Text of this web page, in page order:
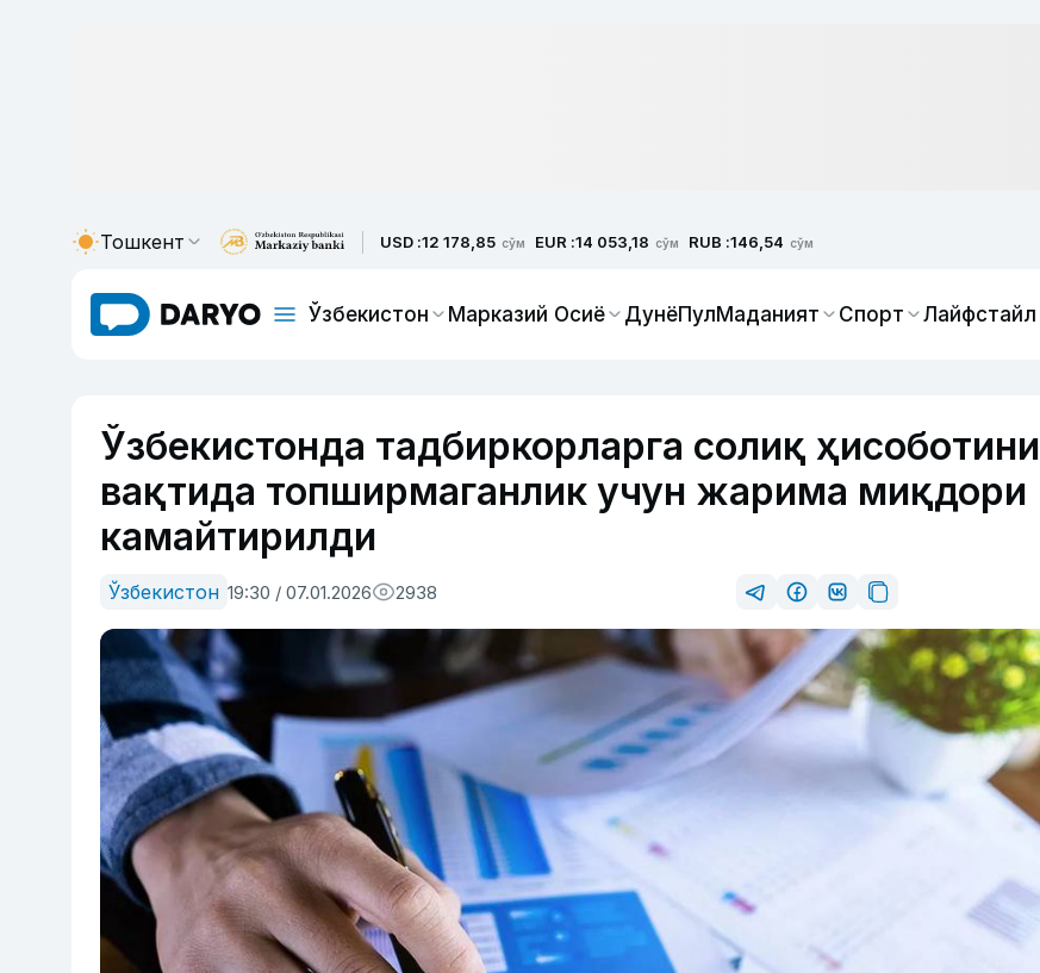
Тошкент USD :12 178,85 сўм EUR :14 053,18 сўм RUB :146,54 сўм
Ўзбекистон Марказий Осиё ДунёПулМаданият Спорт Лайфстайл
Ўзбекистонда тадбиркорларга солиқ ҳисоботини
вақтида топширмаганлик учун жарима миқдори
камайтирилди
Ўзбекистон 19:30 / 07.01.2026 2938